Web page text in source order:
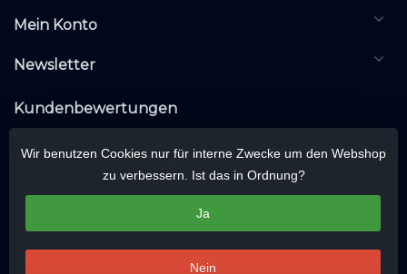
Mein Konto
Newsletter
Kundenbewertungen
Wir benutzen Cookies nur für interne Zwecke um den Webshop
zu verbessern. Ist das in Ordnung?
Ja
Nein